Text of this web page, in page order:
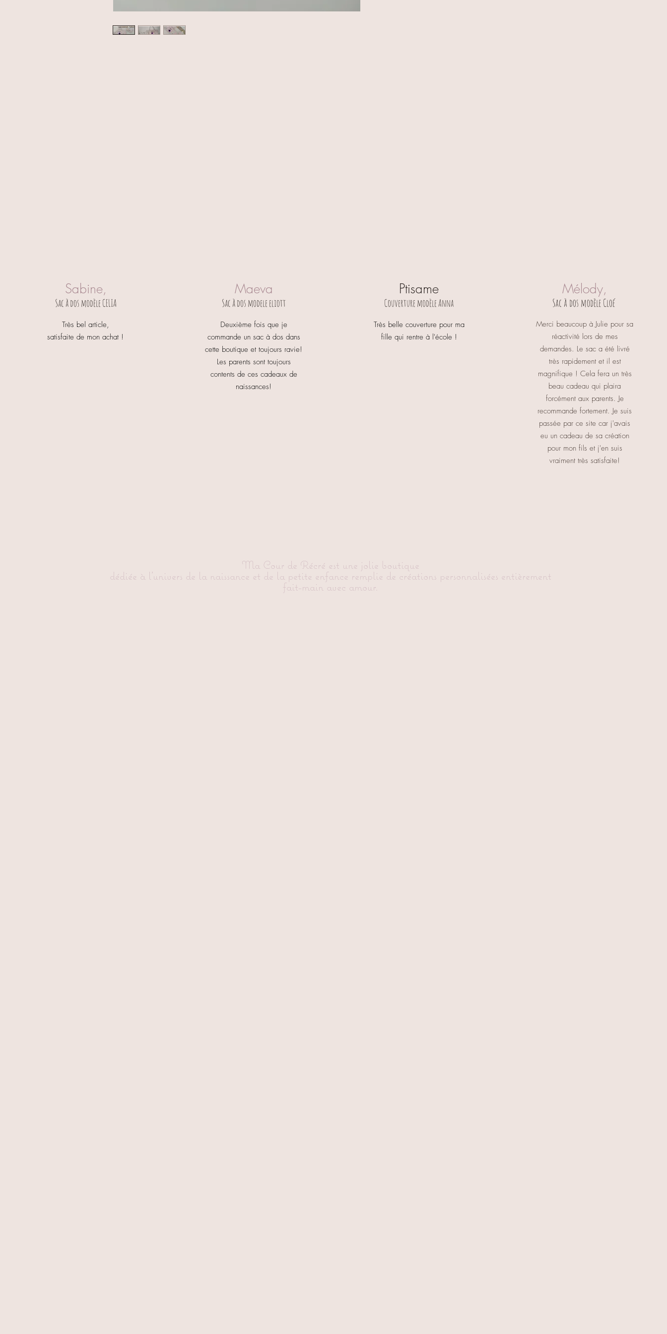
Sabine,
Sac à dos modèle CELIA
Très bel article,
satisfaite de mon achat !
Maeva
Sac à dos modele eliott
Deuxième fois que je
commande un sac à dos dans
cette boutique et toujours ravie!
Les parents sont toujours
contents de ces cadeaux de
naissances!
Ptisame
Couverture modèle Anna
Très belle couverture pour ma
fille qui rentre à l'école !
Mélody,
Sac à dos modèle Cloé
Merci beaucoup à Julie pour sa
réactivité lors de mes
demandes. Le sac a été livré
très rapidement et il est
magnifique ! Cela fera un très
beau cadeau qui plaira
forcément aux parents. Je
recommande fortement. Je suis
passée par ce site car j'avais
eu un cadeau de sa création
pour mon fils et j'en suis
vraiment très satisfaite!
Ma Cour de Récré est une jolie boutique
dédiée à l'univers de la naissance et de la petite enfance remplie de créations personnalisées entièrement
fait-main avec amour.